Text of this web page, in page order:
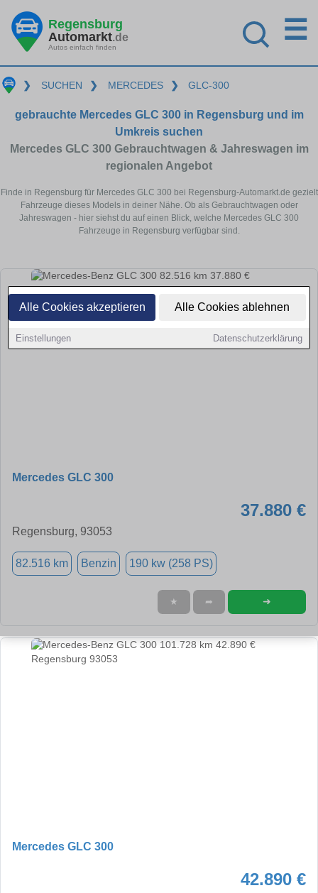
Alle Cookies akzeptieren Alle Cookies ablehnen
Einstellungen Datenschutzerklärung
Regensburg
Automarkt.de
Autos einfach finden
☰
❯ SUCHEN ❯ MERCEDES ❯ GLC-300
gebrauchte Mercedes GLC 300 in Regensburg und im
Umkreis suchen
Mercedes GLC 300 Gebrauchtwagen & Jahreswagen im
regionalen Angebot
Finde in Regensburg für Mercedes GLC 300 bei Regensburg-Automarkt.de gezielt
Fahrzeuge dieses Models in deiner Nähe. Ob als Gebrauchtwagen oder
Jahreswagen - hier siehst du auf einen Blick, welche Mercedes GLC 300
Fahrzeuge in Regensburg verfügbar sind.
Mercedes GLC 300
37.880 €
Regensburg, 93053
82.516 km Benzin 190 kw (258 PS)
★ ➦ ➜
Mercedes GLC 300
42.890 €